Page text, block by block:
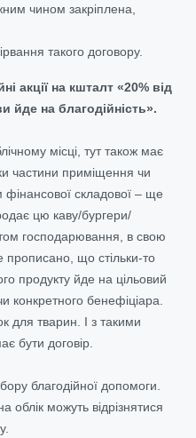
чином закріплена,
такого договору.
акції на кшталт «20% від
йде на благодійність».
місці, тут також має
частини приміщення чи
складової – ще
цю каву/бургери/
господарювання, в свою
прописано, що стільки-то
продукту йде на цільовий
конкретного бенефіціара.
для тварин. І з такими
бути договір.
благодійної допомоги.
можуть відрізнятися